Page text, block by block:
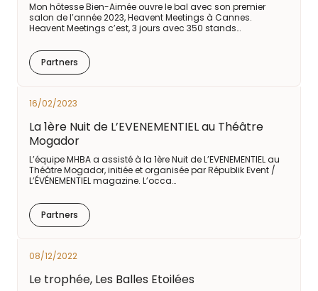
Mon hôtesse Bien-Aimée ouvre le bal avec son premier
salon de l’année 2023, Heavent Meetings à Cannes.
Heavent Meetings c’est, 3 jours avec 350 stands…
Partners
16/02/2023
La 1ère Nuit de L’EVENEMENTIEL au Théâtre
Mogador
L’équipe MHBA a assisté à la 1ère Nuit de L’EVENEMENTIEL au
Théâtre Mogador, initiée et organisée par Républik Event /
L’ÉVÉNEMENTIEL magazine. L’occa…
Partners
08/12/2022
Le trophée, Les Balles Etoilées